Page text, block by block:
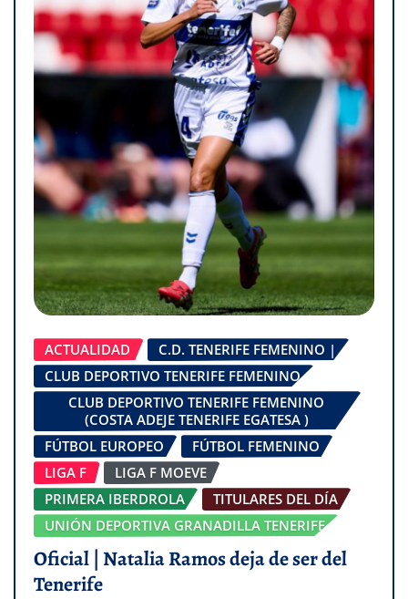
ACTUALIDAD
C.D. TENERIFE FEMENINO |
CLUB DEPORTIVO TENERIFE FEMENINO
CLUB DEPORTIVO TENERIFE FEMENINO
(COSTA ADEJE TENERIFE EGATESA )
FÚTBOL EUROPEO
FÚTBOL FEMENINO
LIGA F
LIGA F MOEVE
PRIMERA IBERDROLA
TITULARES DEL DÍA
UNIÓN DEPORTIVA GRANADILLA TENERIFE
Oficial | Natalia Ramos deja de ser del
Tenerife